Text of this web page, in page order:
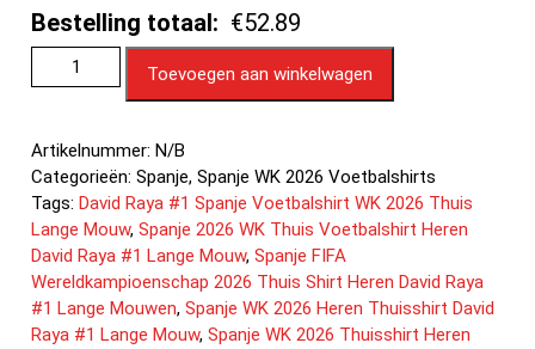
Bestelling totaal: €52.89
Toevoegen aan winkelwagen
Artikelnummer:N/B
Categorieën:Spanje,Spanje WK 2026 Voetbalshirts
Tags:David Raya #1 Spanje Voetbalshirt WK 2026 Thuis
Lange Mouw,Spanje 2026 WK Thuis Voetbalshirt Heren
David Raya #1 Lange Mouw,Spanje FIFA
Wereldkampioenschap 2026 Thuis Shirt Heren David Raya
#1 Lange Mouwen,Spanje WK 2026 Heren Thuisshirt David
Raya #1 Lange Mouw,Spanje WK 2026 Thuisshirt Heren